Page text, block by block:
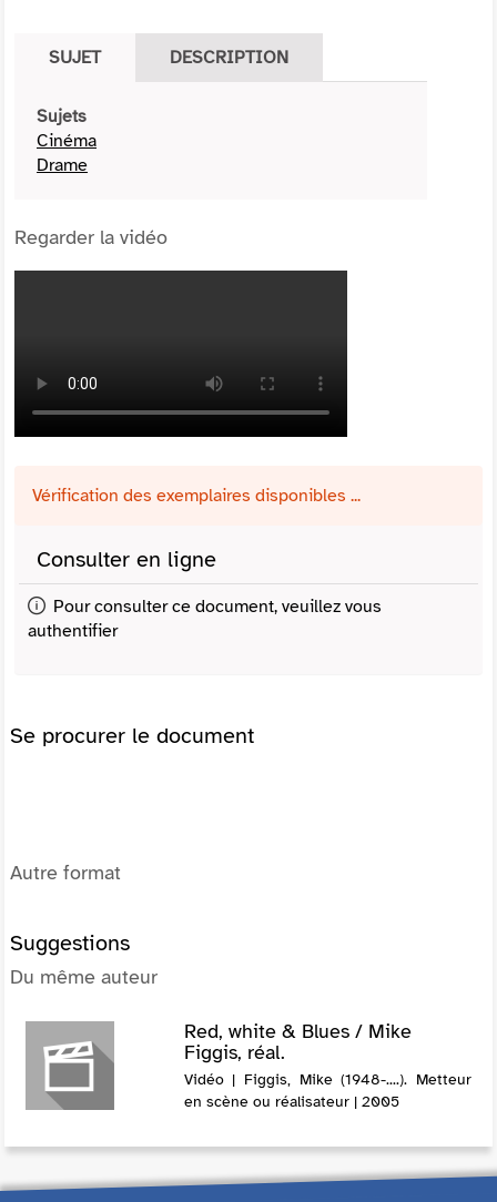
SUJET DESCRIPTION
Sujets
Cinéma
Drame
Regarder la vidéo
Vérification des exemplaires disponibles ...
Consulter en ligne
Pour consulter ce document, veuillez vous
authentifier
Se procurer le document
Autre format
Suggestions
Du même auteur
Red, white & Blues / Mike
Figgis, réal.
Vidéo | Figgis, Mike (1948-....). Metteur
en scène ou réalisateur | 2005